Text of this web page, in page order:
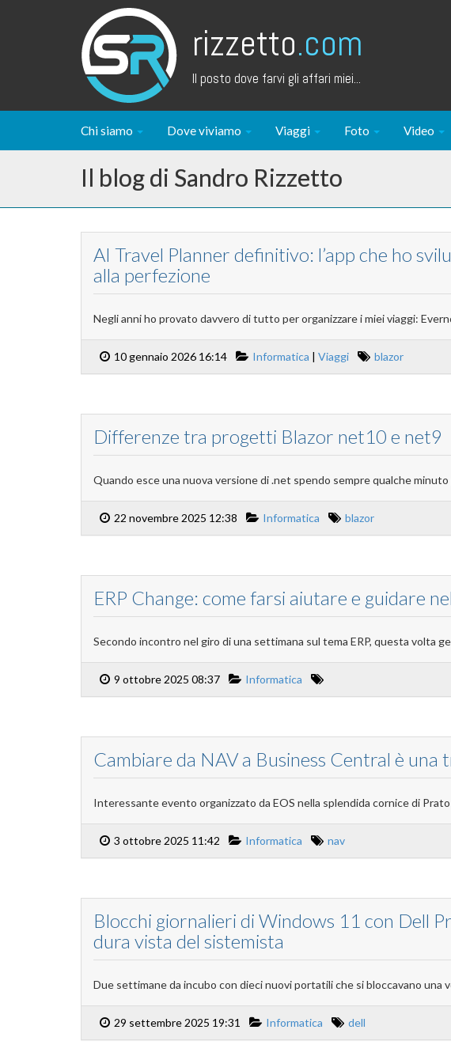
rizzetto.com
Il posto dove farvi gli affari miei...
Chi siamo Dove viviamo Viaggi Foto Video
Il blog di Sandro Rizzetto
AI Travel Planner definitivo: l’app che ho
alla perfezione
Negli anni ho provato davvero di tutto per organizzare i miei viaggi:
10 gennaio 2026 16:14 Informatica | Viaggi blazor
Differenze tra progetti Blazor net10 e net9
Quando esce una nuova versione di .net spendo sempre qualche
22 novembre 2025 12:38 Informatica blazor
ERP Change: come farsi aiutare e guidare
Secondo incontro nel giro di una settimana sul tema ERP, questa volta
9 ottobre 2025 08:37 Informatica
Cambiare da NAV a Business Central è una
Interessante evento organizzato da EOS nella splendida cornice di Prato
3 ottobre 2025 11:42 Informatica nav
Blocchi giornalieri di Windows 11 con Dell
dura vista del sistemista
Due settimane da incubo con dieci nuovi portatili che si bloccavano una
29 settembre 2025 19:31 Informatica dell